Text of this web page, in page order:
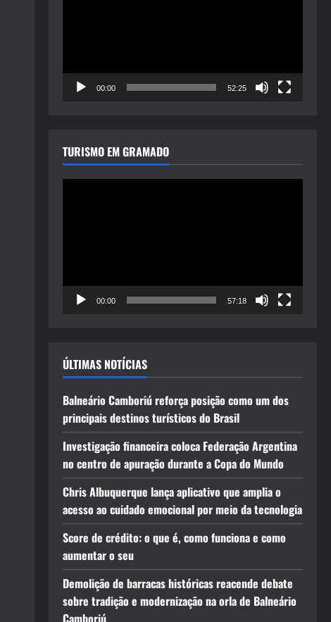
00:00 52:25
TURISMO EM GRAMADO
00:00 57:18
ÚLTIMAS NOTÍCIAS
Balneário Camboriú reforça posição como um dos
principais destinos turísticos do Brasil
Investigação financeira coloca Federação Argentina
no centro de apuração durante a Copa do Mundo
Chris Albuquerque lança aplicativo que amplia o
acesso ao cuidado emocional por meio da tecnologia
Score de crédito: o que é, como funciona e como
aumentar o seu
Demolição de barracas históricas reacende debate
sobre tradição e modernização na orla de Balneário
Camboriú